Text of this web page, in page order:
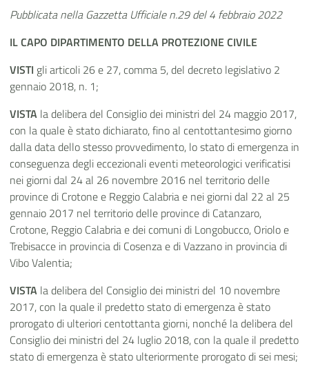
Pubblicata nella Gazzetta Ufficiale n.29 del 4 febbraio 2022
IL CAPO DIPARTIMENTO DELLA PROTEZIONE CIVILE
VISTI gli articoli 26 e 27, comma 5, del decreto legislativo 2
gennaio 2018, n. 1;
VISTA la delibera del Consiglio dei ministri del 24 maggio 2017,
con la quale è stato dichiarato, fino al centottantesimo giorno
dalla data dello stesso provvedimento, lo stato di emergenza in
conseguenza degli eccezionali eventi meteorologici verificatisi
nei giorni dal 24 al 26 novembre 2016 nel territorio delle
province di Crotone e Reggio Calabria e nei giorni dal 22 al 25
gennaio 2017 nel territorio delle province di Catanzaro,
Crotone, Reggio Calabria e dei comuni di Longobucco, Oriolo e
Trebisacce in provincia di Cosenza e di Vazzano in provincia di
Vibo Valentia;
VISTA la delibera del Consiglio dei ministri del 10 novembre
2017, con la quale il predetto stato di emergenza è stato
prorogato di ulteriori centottanta giorni, nonché la delibera del
Consiglio dei ministri del 24 luglio 2018, con la quale il predetto
stato di emergenza è stato ulteriormente prorogato di sei mesi;